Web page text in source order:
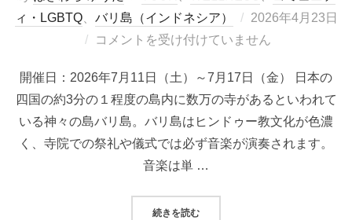
ィ・LGBTQ、 バリ島（インドネシア）
投
稿
2026年4月23日
コメントを受け付けていません
開催日：2026年7月11日（土）～7月17日（金） 日本の
四国の約3分の１程度の島内に数万の寺があるといわれて
いる神々の島バリ島。バリ島はヒンドゥー教文化が色濃
く、寺院での祭礼や儀式では必ず音楽が演奏されます。
音楽は単 …
続きを読む“＜ツアー＞【催行終了しました